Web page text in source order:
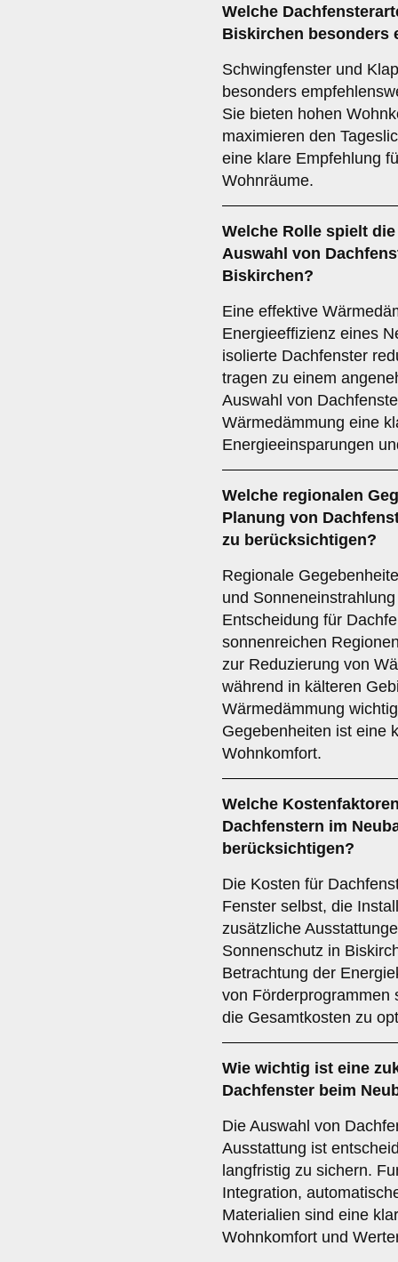
Welche
Biskirchen besonders
Schwingfenster und
besonders
Sie bieten hohen
maximieren den
eine klare Empfehlung
Wohnräume.
Welche Rolle spielt
Auswahl von
Biskirchen?
Eine effektive
Energieeffizienz eines
isolierte Dachfenster
tragen zu einem
Auswahl von
Wärmedämmung eine
Energieeinsparungen
Welche regionalen
Planung von
zu berücksichtigen?
Regionale
und
Entscheidung für
sonnenreichen
zur Reduzierung von
während in kälteren
Wärmedämmung
Gegebenheiten ist eine
Wohnkomfort.
Welche
Dachfenstern im
berücksichtigen?
Die Kosten für
Fenster selbst, die
zusätzliche
Sonnenschutz in
Betrachtung der
von Förderprogrammen
die Gesamtkosten zu
Wie wichtig ist eine
Dachfenster beim
Die Auswahl von
Ausstattung ist
langfristig zu sichern.
Integration,
Materialien sind eine
Wohnkomfort und